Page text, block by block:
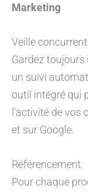
Marketing
Veille
Gardez
un suivi
outil intégré qui
l’activité de vos
et sur Google.
Référencement
Pour chaque